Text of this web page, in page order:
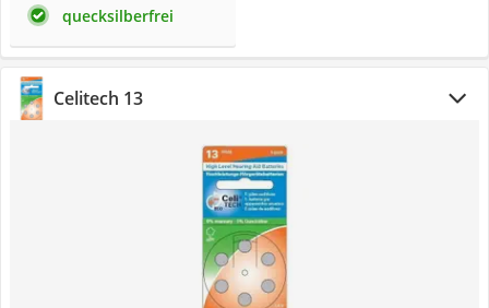
quecksilberfrei
Celitech 13